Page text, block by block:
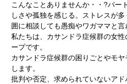
こんなことありませんか・・?パー
しさや孤独を感じる。ストレスが
囲に相談しても愚痴やワガママと
私たちは、カサンドラ症候群の女
ープです。
カサンドラ症候群の困りごとやモ
します。
批判や否定、求められていないア